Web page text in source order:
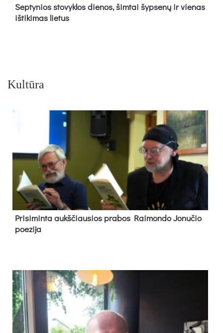
Sep­ty­nios sto­vyk­los die­nos, šim­tai šyp­se­nų ir vie­nas
iš­ti­ki­mas lie­tus
Kultūra
Pri­si­min­ta aukš­čiau­sios pra­bos Rai­mon­do Jo­nu­čio
poe­zi­ja